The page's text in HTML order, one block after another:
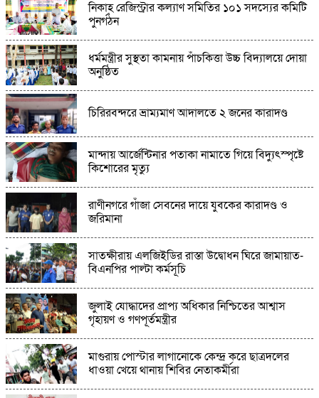
কমিটি'র প্রধান কার্যালয় উদ্বোধন
আমতলীতে অচলাবস্থা নিরসনে বাস,মিনিবাস শ্রমিক
ইউনিয়নের আহ্বায়ক কমিটি গঠনে সাধারন সভা
শহীদুল ইসলাম শহীদের নির্বাচনীর সালাম ও সমর্থন
গজারিয়ায় ১৩ বছরের কিশোরীকে ধর্ষণের
অভিযোগ,পরিবারের দাবি ৬ মাসের অন্তঃসত্ত্ব
কোস্ট গার্ডের অভিযানে লালমোহনে ৪৮ পিস
ইয়াবাসহ মাদক কারবারি আটক
ফুলপুরে পরিষ্কার পরিচ্ছন্নতা অভিযান অনুষ্ঠিত
নিকাহ রেজিস্ট্রার কল্যাণ সমিতির ১০১ সদস্যের কমিটি
পুনর্গঠন
ধর্মমন্ত্রীর সুস্থতা কামনায় পাঁচকিত্তা উচ্চ বিদ্যালয়ে দোয়া
অনুষ্ঠিত
চিরিরবন্দরে ভ্রাম্যমাণ আদালতে ২ জনের কারাদণ্ড
মান্দায় আর্জেন্টিনার পতাকা নামাতে গিয়ে বিদ্যুৎস্পৃষ্টে
কিশোরের মৃত্যু
রাণীনগরে গাঁজা সেবনের দায়ে যুবকের কারাদণ্ড ও
জরিমানা
সাতক্ষীরায় এলজিইডির রাস্তা উদ্বোধন ঘিরে জামায়াত-
বিএনপির পাল্টা কর্মসূচি
জুলাই যোদ্ধাদের প্রাপ্য অধিকার নিশ্চিতের আশ্বাস
গৃহায়ণ ও গণপূর্তমন্ত্রীর
মাগুরায় পোস্টার লাগানোকে কেন্দ্র করে ছাত্রদলের
ধাওয়া খেয়ে থানায় শিবির নেতাকর্মীরা